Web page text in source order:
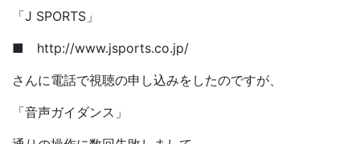
「J SPORTS」
■ http://www.jsports.co.jp/
さんに電話で視聴の申し込みをしたのですが、
「音声ガイダンス」